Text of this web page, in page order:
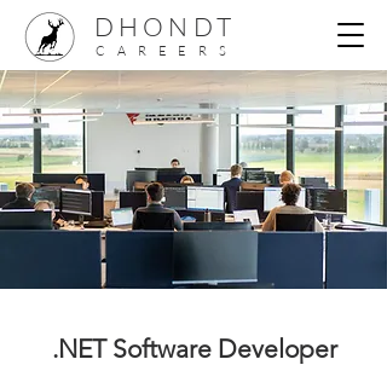
CAREERS
DHONDT
.NET Software Developer